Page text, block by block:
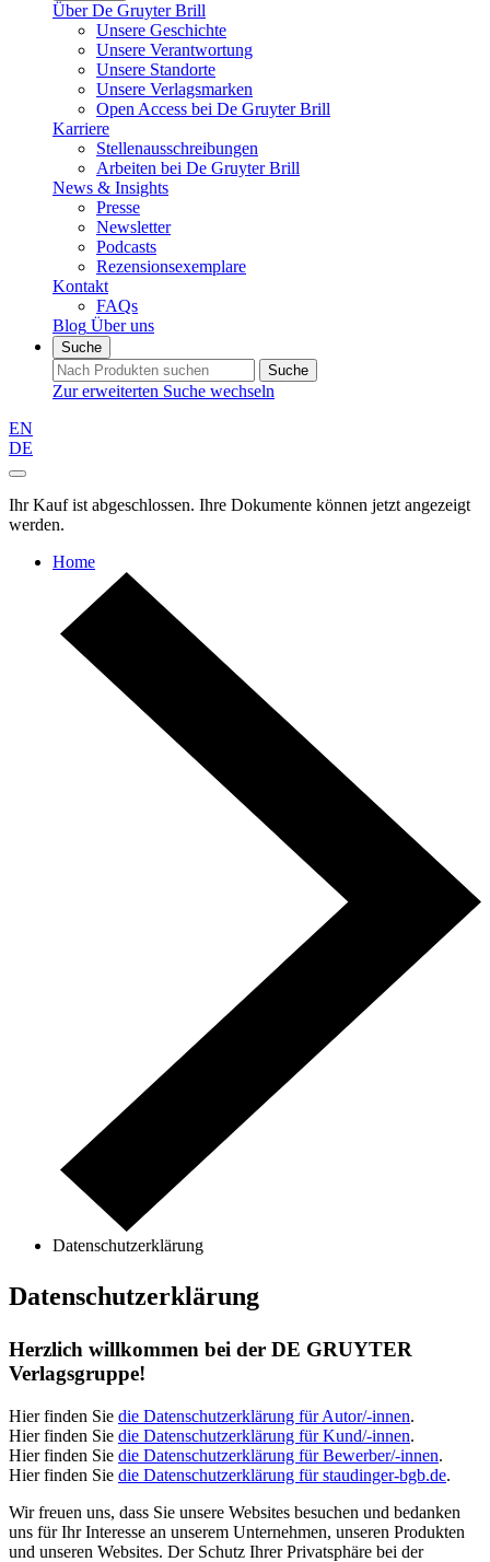
Über De Gruyter Brill
Unsere Geschichte
Unsere Verantwortung
Unsere Standorte
Unsere Verlagsmarken
Open Access bei De Gruyter Brill
Karriere
Stellenausschreibungen
Arbeiten bei De Gruyter Brill
News & Insights
Presse
Newsletter
Podcasts
Rezensionsexemplare
Kontakt
FAQs
Blog Über uns
Suche
Suche
Zur erweiterten Suche wechseln
EN
DE
Ihr Kauf ist abgeschlossen. Ihre Dokumente können jetzt angezeigt
werden.
Home
Datenschutzerklärung
Datenschutzerklärung
Herzlich willkommen bei der DE GRUYTER
Verlagsgruppe!
Hier finden Sie die Datenschutzerklärung für Autor/-innen.
Hier finden Sie die Datenschutzerklärung für Kund/-innen.
Hier finden Sie die Datenschutzerklärung für Bewerber/-innen.
Hier finden Sie die Datenschutzerklärung für staudinger-bgb.de.
Wir freuen uns, dass Sie unsere Websites besuchen und bedanken
uns für Ihr Interesse an unserem Unternehmen, unseren Produkten
und unseren Websites. Der Schutz Ihrer Privatsphäre bei der